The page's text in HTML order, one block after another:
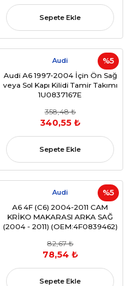
Sepete Ekle
%5
Audi
Audi A6 1997-2004 İçin Ön Sağ
veya Sol Kapı Kilidi Tamir Takımı
1U0837167E
358,48 ₺
340,55 ₺
Sepete Ekle
%5
Audi
A6 4F (C6) 2004-2011 CAM
KRİKO MAKARASI ARKA SAĞ
(2004 - 2011) (OEM:4F0839462)
82,67 ₺
78,54 ₺
Sepete Ekle